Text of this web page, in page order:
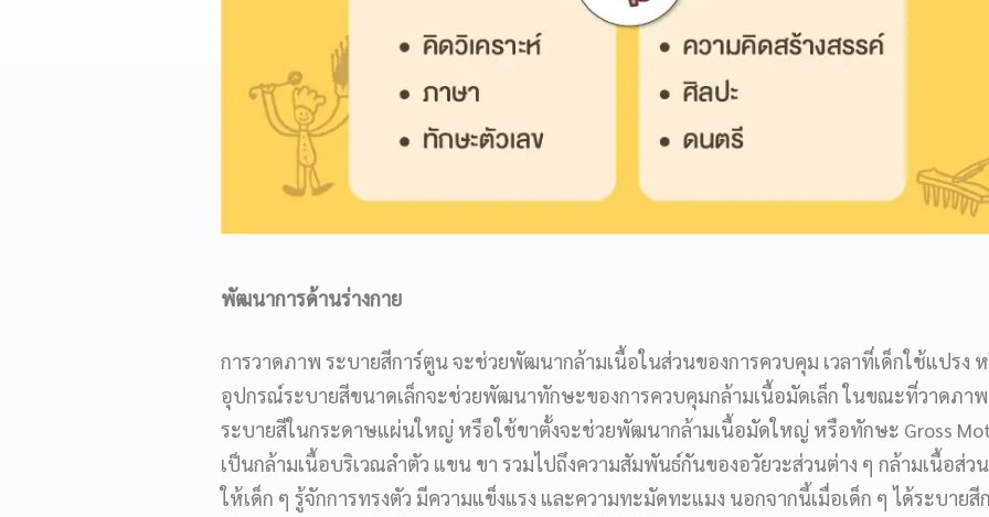
พัฒนาการด้านร่างกาย
การวาดภาพ ระบายสีการ์ตูน จะช่วยพัฒนากล้ามเนื้อในส่วนของการควบคุม เวลาที่เด็กใช้แปรง
อุปกรณ์ระบายสีขนาดเล็กจะช่วยพัฒนาทักษะของการควบคุมกล้ามเนื้อมัดเล็ก ในขณะที่วาดภาพ
ระบายสีในกระดาษแผ่นใหญ่ หรือใช้ขาตั้งจะช่วยพัฒนากล้ามเนื้อมัดใหญ่ หรือทักษะ Gross
เป็นกล้ามเนื้อบริเวณลำตัว แขน ขา รวมไปถึงความสัมพันธ์กันของอวัยวะส่วนต่าง ๆ กล้ามเนื้อส่ว
ให้เด็ก ๆ รู้จักการทรงตัว มีความแข็งแรง และความทะมัดทะแมง นอกจากนี้เมื่อเด็ก ๆ ได้ระบายสี